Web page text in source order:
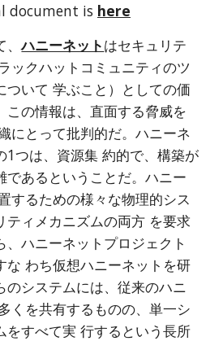
document is here
、ハニーネットはセキュリテ
ックハットコミュニティのツ
ついて 学ぶこと）としての価
この情報は、直面する脅威を
にとって批判的だ。ハニーネ
1つは、資源集 約的で、構築が
であるということだ。ハニー
するための様々な物理的シス
ティメカニズムの両方 を要求
、ハニーネットプロジェクト
な わち仮想ハニーネットを研
のシステムには、従来のハニ
くを共有するものの、単一シ
をすべて実 行するという長所